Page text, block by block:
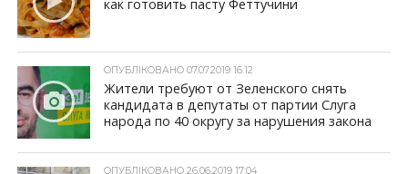
как готовить пасту Феттучини
ОПУБЛІКОВАНО 07.07.2019 16:12
Жители требуют от Зеленского снять
кандидата в депутаты от партии Слуга
народа по 40 округу за нарушения закона
ОПУБЛІКОВАНО 26.06.2019 17:04